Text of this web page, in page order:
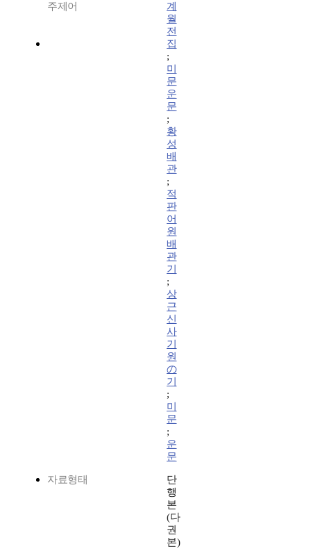
주제어
계
월
전
집
;
미
문
운
문
;
황
성
배
관
;
적
판
어
원
배
관
기
;
상
근
신
사
기
원
の
기
;
미
문
;
운
문
자료형태
단
행
본
(다
권
본)